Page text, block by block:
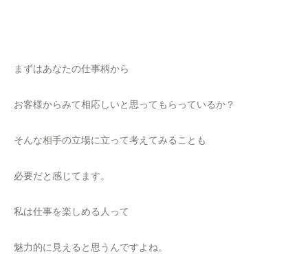
まずはあなたの仕事柄から
お客様からみて相応しいと思ってもらっているか？
そんな相手の立場に立って考えてみることも
必要だと感じてます。
私は仕事を楽しめる人って
魅力的に見えると思うんですよね。